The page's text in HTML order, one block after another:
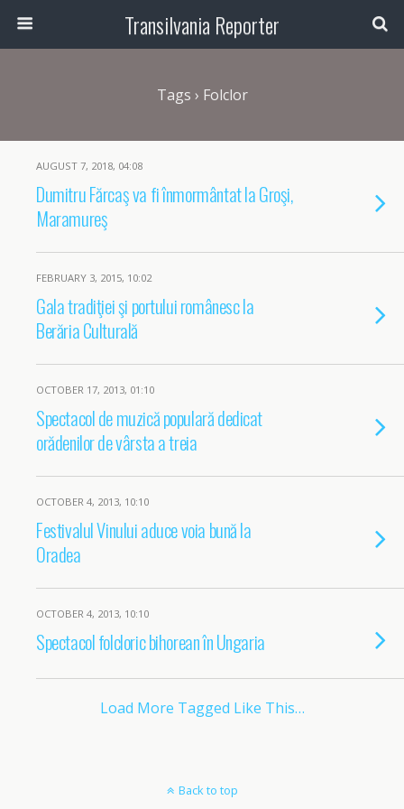
Transilvania Reporter
Tags › Folclor
AUGUST 7, 2018, 04:08
Dumitru Fărcaş va fi înmormântat la Groşi,
Maramureş
FEBRUARY 3, 2015, 10:02
Gala tradiţiei şi portului românesc la
Berăria Culturală
OCTOBER 17, 2013, 01:10
Spectacol de muzică populară dedicat
orădenilor de vârsta a treia
OCTOBER 4, 2013, 10:10
Festivalul Vinului aduce voia bună la
Oradea
OCTOBER 4, 2013, 10:10
Spectacol folcloric bihorean în Ungaria
Load More Tagged Like This…
Back to top